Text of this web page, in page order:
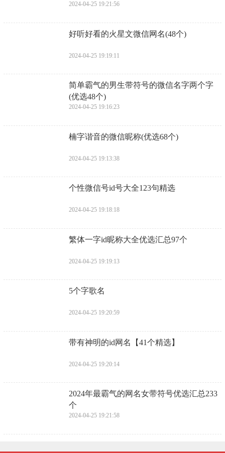
2024-04-25 19:21:56
​好听好看的火星文微信网名(48个)
2024-04-25 19:19:11
​简单霸气的男生带符号的微信名字两个字
(优选48个)
2024-04-25 19:16:23
​楠字谐音的微信昵称(优选68个)
2024-04-25 19:13:38
个性微信号id号大全123句精选
2024-04-25 19:18:18
繁体一字id昵称大全优选汇总97个
2024-04-25 19:19:13
5个字歌名
2024-04-25 19:20:59
带有神明的id网名【41个精选】
2024-04-25 19:20:14
2024年最霸气的网名女带符号优选汇总233
个
2024-04-25 19:21:58